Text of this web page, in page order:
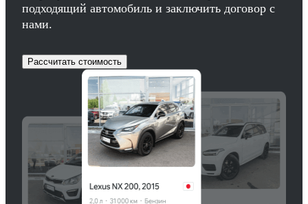
подходящий автомобиль и заключить договор с
нами.
Рассчитать стоимость